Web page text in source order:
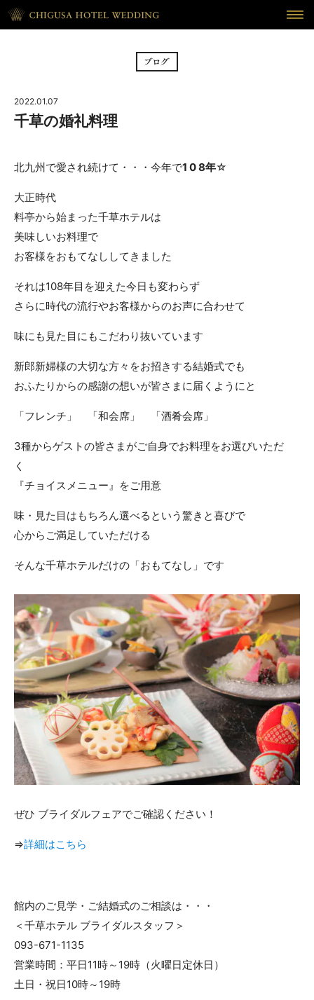
CEREMONY
WAKON
REPORT
ウェディング・レポート
DRESS
ドレス
BLOG
ブログ
PLAN
プラン
ACCESS CONTACT
093-671 -1131
2022.01.07
千草の婚礼料理
北九州で愛され続けて・・・今年で1 0 8年☆
大正時代
料亭から始まった千草ホテルは
美味しいお料理で
お客様をおもてなししてきました
それは108年目を迎えた今日も変わらず
さらに時代の流行やお客様からのお声に合わせて
味にも見た目にもこだわり抜いています
新郎新婦様の大切な方々をお招きする結婚式でも
おふたりからの感謝の想いが皆さまに届くようにと
「フレンチ」 「和会席」 「酒肴会席」
3種からゲストの皆さまがご自身でお料理をお選びいただ
く
『チョイスメニュー』をご用意
味・見た目はもちろん選べるという驚きと喜びで
心からご満足していただける
そんな千草ホテルだけの「おもてなし」です
ぜひ ブライダルフェアでご確認ください！
⇒詳細はこちら
館内のご見学・ご結婚式のご相談は・・・
＜千草ホテル ブライダルスタッフ＞
093-671-1135
営業時間：平日11時～19時（火曜日定休日）
土日・祝日10時～19時